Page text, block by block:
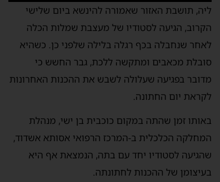
ליה, תושבת האזור שאמורה להינשא ביום שלישי
הקרוב, הגיעה לסטודיו של מעצבת שמלות הכלה
לאחר שנחבלה בכף רגלה בלילה שלפני כן. כשהיא
סובלת מכאבים ומתקשה ללכת, גבר החשש כי
מדובר בפגיעה שעלולה לשבש את ההכנות האחרונות
לקראת יום החתונה.
באותו זמן שהתה במקום כוכבית בן ישי, מנהלת
המחלקה הכלכלית ב-המרכז הרפואי אסותא אשדוד,
שהגיעה לסטודיו יחד עם בתה, הנמצאת אף היא
בעיצומן של ההכנות לחתונתה.